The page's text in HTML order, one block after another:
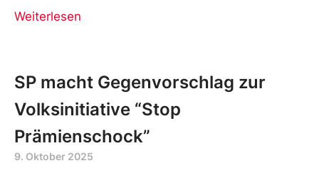
Weiterlesen
SP macht Gegenvorschlag zur
Volksinitiative “Stop
Prämienschock”
9. Oktober 2025